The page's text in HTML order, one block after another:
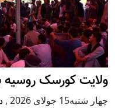
ولایت کورسک
چهار شنبه15 جولای 2026 ,